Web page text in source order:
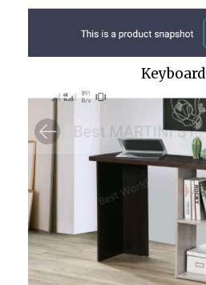
Keyboard